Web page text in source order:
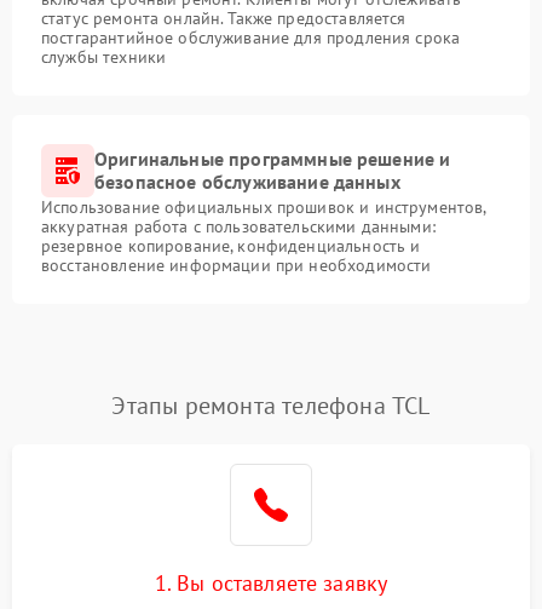
статус ремонта онлайн. Также предоставляется
постгарантийное обслуживание для продления срока
службы техники
Оригинальные программные решение и
безопасное обслуживание данных
Использование официальных прошивок и инструментов,
аккуратная работа с пользовательскими данными:
резервное копирование, конфиденциальность и
восстановление информации при необходимости
Этапы ремонта телефона TCL
1. Вы оставляете заявку